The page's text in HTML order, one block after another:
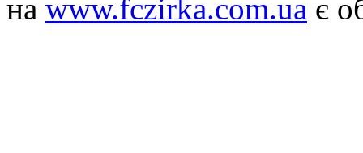
на www.fczirka.com.ua є